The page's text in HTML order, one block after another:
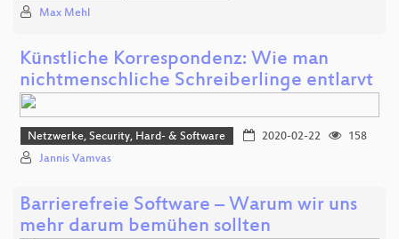
Max Mehl
Künstliche Korrespondenz: Wie man
nichtmenschliche Schreiberlinge entlarvt
Netzwerke, Security, Hard- & Software 2020-02-22
158
Jannis Vamvas
Barrierefreie Software – Warum wir uns
mehr darum bemühen sollten